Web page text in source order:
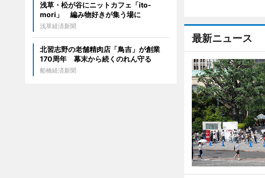
最新ニュース
浅草・松が谷にニットカフェ「ito-
mori」 編み物好きが集う場に
浅草経済新聞
北習志野の老舗精肉店「鳥吉」が創業
170周年 幕末から続くのれん守る
船橋経済新聞